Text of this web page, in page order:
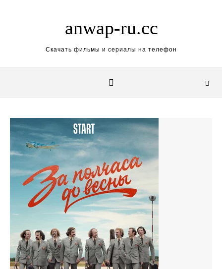
anwap-ru.cc
Скачать фильмы и сериалы на телефон